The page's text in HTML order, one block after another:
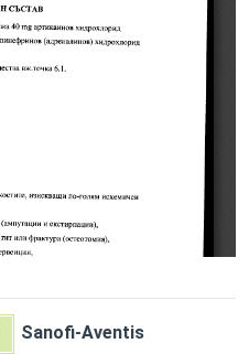
Sanofi-Aventis